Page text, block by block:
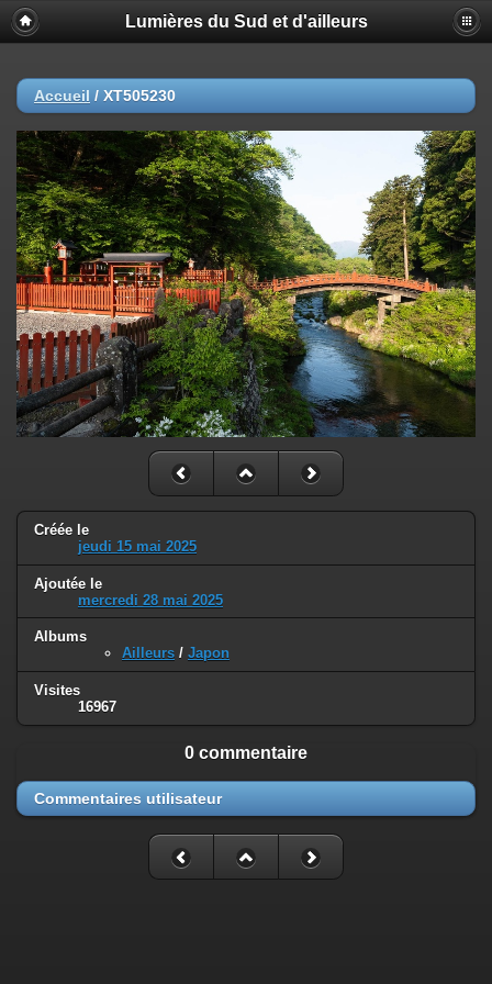
Lumières du Sud et d'ailleurs
Accueil / XT505230
Créée le
jeudi 15 mai 2025
Ajoutée le
mercredi 28 mai 2025
Albums
Ailleurs / Japon
Visites
16967
0 commentaire
Commentaires utilisateur